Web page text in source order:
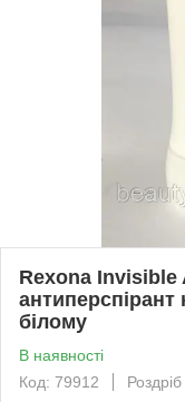
Rexona Invisible
білому
В наявності
Код: 79912
Роздріб